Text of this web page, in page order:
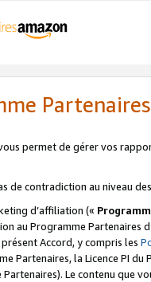
permet de gérer vos
de contradiction au niveau
d’affiliation («
au Programme Partenaires
Accord, y compris les
Partenaires, la Licence PI
Le contenu que